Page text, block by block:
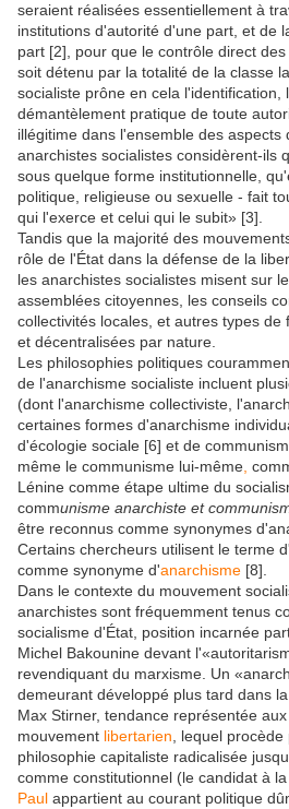
seraient réalisées essentiellement à
institutions d'autorité d'une part, et de
part [2], pour que le contrôle direct
soit détenu par la totalité de la classe
socialiste prône en cela l'identification,
démantèlement pratique de toute
illégitime dans l'ensemble des aspects
anarchistes socialistes considèrent-ils
sous quelque forme institutionnelle,
politique, religieuse ou sexuelle - fait
qui l'exerce et celui qui le subit» [3].
Tandis que la majorité des
rôle de l'État dans la défense de la
les anarchistes socialistes misent sur
assemblées citoyennes, les conseils
collectivités locales, et autres types
et décentralisées par nature.
Les philosophies politiques
de l'anarchisme socialiste incluent
(dont l'anarchisme collectiviste,
certaines formes d'anarchisme
d'écologie sociale [6] et de
même le communisme lui-même
Lénine comme étape ultime du
communisme anarchiste et
être reconnus comme synonymes
Certains chercheurs utilisent le terme
comme synonyme d'anarchisme [8].
Dans le contexte du mouvement
anarchistes sont fréquemment tenus
socialisme d'État, position incarnée
Michel Bakounine devant
revendiquant du marxisme. Un
demeurant développé plus tard dans
Max Stirner, tendance représentée
mouvement libertarien , lequel
philosophie capitaliste radicalisée
comme constitutionnel (le candidat à
Paul appartient au courant politique